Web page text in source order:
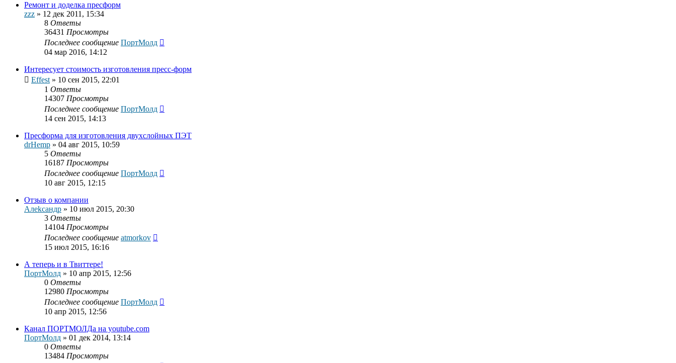
Ремонт и доделка пресформ
zzz » 12 дек 2011, 15:34
8 Ответы
36431 Просмотры
Последнее сообщение ПортМолд
04 мар 2016, 14:12
Интересует стоимость изготовления пресс-форм
Effest» 10 сен 2015, 22:01
1 Ответы
14307 Просмотры
Последнее сообщение ПортМолд
14 сен 2015, 14:13
Пресформа для изготовления двухслойных ПЭТ
drHemp » 04 авг 2015, 10:59
5 Ответы
16187 Просмотры
Последнее сообщение ПортМолд
10 авг 2015, 12:15
Отзыв о компании
Алekcaндр » 10 июл 2015, 20:30
3 Ответы
14104 Просмотры
Последнее сообщение atmorkov
15 июл 2015, 16:16
А теперь и в Твиттере!
ПортМолд » 10 апр 2015, 12:56
0 Ответы
12980 Просмотры
Последнее сообщение ПортМолд
10 апр 2015, 12:56
Канал ПОРТМОЛДа на youtube.com
ПортМолд » 01 дек 2014, 13:14
0 Ответы
13484 Просмотры